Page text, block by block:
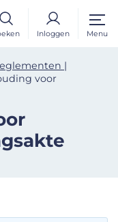
Inloggen Menu
|
voor